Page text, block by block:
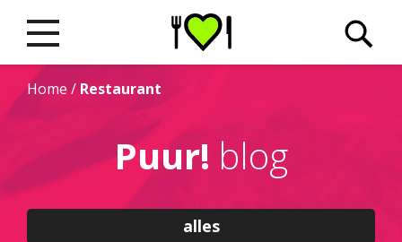
Home/ Restaurant
Puur! blog
alles